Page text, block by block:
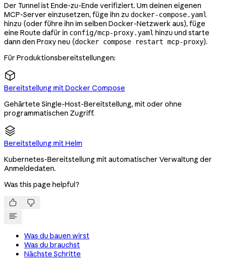
Der Tunnel ist Ende-zu-Ende verifiziert. Um deinen eigenen
MCP-Server einzusetzen, füge ihn zu docker-compose.yaml
hinzu (oder führe ihn im selben Docker-Netzwerk aus), füge
eine Route dafür in config/mcp-proxy.yaml hinzu und starte
dann den Proxy neu (docker compose restart mcp-proxy).
Für Produktionsbereitstellungen:
Bereitstellung mit Docker Compose
Gehärtete Single-Host-Bereitstellung, mit oder ohne
programmatischen Zugriff.
Bereitstellung mit Helm
Kubernetes-Bereitstellung mit automatischer Verwaltung der
Anmeldedaten.
Was this page helpful?
 
Was du bauen wirst
Was du brauchst
Nächste Schritte